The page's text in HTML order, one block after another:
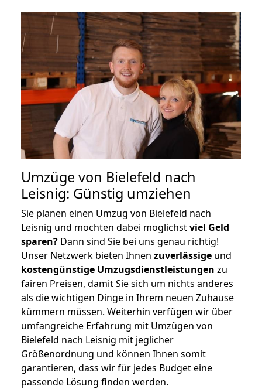
Umzüge von Bielefeld nach
Leisnig: Günstig umziehen
Sie planen einen Umzug von Bielefeld nach
Leisnig und möchten dabei möglichstviel Geld
sparen? Dann sind Sie bei uns genau richtig!
Unser Netzwerk bieten Ihnen zuverlässige und
kostengünstige Umzugsdienstleistungen zu
fairen Preisen, damit Sie sich um nichts anderes
als die wichtigen Dinge in Ihrem neuen Zuhause
kümmern müssen. Weiterhin verfügen wir über
umfangreiche Erfahrung mit Umzügen von
Bielefeld nach Leisnig mit jeglicher
Größenordnung und können Ihnen somit
garantieren, dass wir für jedes Budget eine
passende Lösung finden werden.